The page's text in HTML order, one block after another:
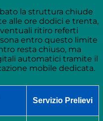
la struttura chiude
alle ore dodici e trenta,
ritiro referti
entro questo limite
resta chiuso, ma
automatici tramite il
mobile dedicata.
Servizio Prelievi